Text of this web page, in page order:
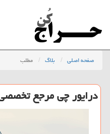
صفحه اصلی بلاگ مطلب
درایور چی مرجع تخصصی